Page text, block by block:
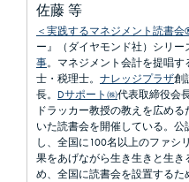
佐藤 等
＜実践するマネジメント読書会
ー』（ダイヤモンド社）シリー
事。マネジメント会計を提唱す
士・税理士。 ナレッジプラザ創
長。 Dサポート㈱代表取締役会長
ドラッカー教授の教えを広め
いた読書会を開催している。
し、全国に100名以上のファシ
果をあげながら生き生きと生
め、全国に読書会を設置するた